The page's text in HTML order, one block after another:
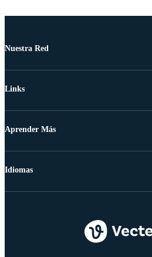
Nuestra Red
Links
Aprender Más
Idiomas